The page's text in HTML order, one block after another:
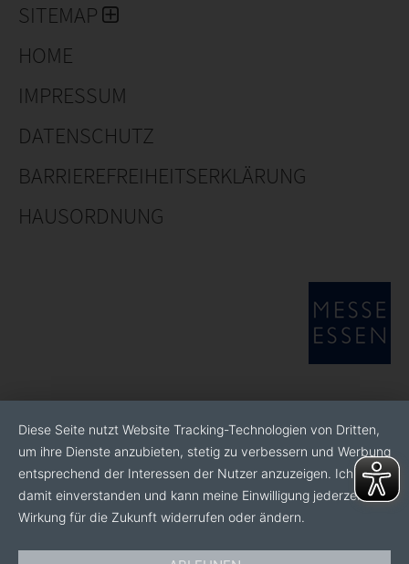
SITEMAP
HOME
IMPRESSUM
DATENSCHUTZ
BARRIEREFREIHEITSERKLÄRUNG
HAUSORDNUNG
Diese Seite nutzt Website Tracking-Technologien von Dritten,
um ihre Dienste anzubieten, stetig zu verbessern und Werbung
entsprechend der Interessen der Nutzer anzuzeigen. Ich bin
damit einverstanden und kann meine Einwilligung jederzeit mit
Wirkung für die Zukunft widerrufen oder ändern.